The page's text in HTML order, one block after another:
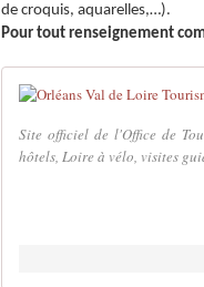
de croquis, aquarelles,…).
Pour tout renseignement
Site officiel de l'Office de
hôtels, Loire à vélo, visites